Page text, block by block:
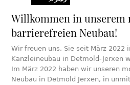
Willkommen in unserem
barrierefreien Neubau!
Wir freuen uns, Sie seit März 2022
Kanzleineubau in Detmold-Jerxen
Im März 2022 haben wir unseren
Neubau in Detmold Jerxen, in